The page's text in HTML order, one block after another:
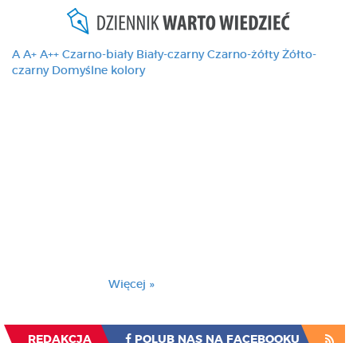
A A+ A++ Czarno-biały Biały-czarny Czarno-żółty Żółto-
czarny Domyślne kolory
Więcej »
REDAKCJA POLUB NAS NA FACEBOOKU